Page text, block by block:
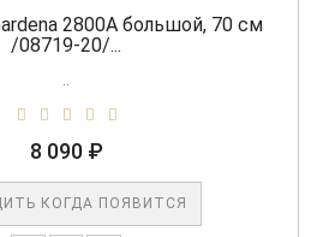
2800A большой, 70 см
/08719-20/...
8 090 ₽
КОГДА ПОЯВИТСЯ